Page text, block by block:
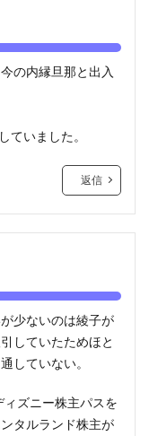
の内縁旦那と出入
ていました。
返信
少ないのは綾子が
していたためほと
していない。
ズニー株主パスを
タルランド株主が